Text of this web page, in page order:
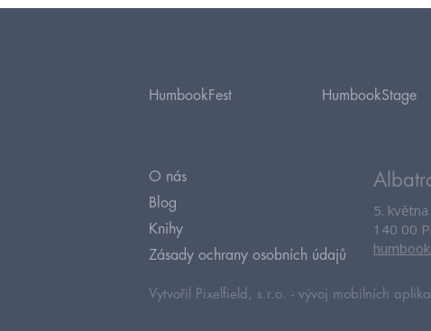
HumbookFest HumbookStage
O nás
Blog
Knihy
Zásady ochrany osobních údajů
5.
140 00
Vytvořil Pixelfield, s.r.o. - vývoj mobilních